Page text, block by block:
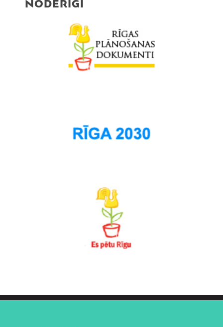
NODERĪGI